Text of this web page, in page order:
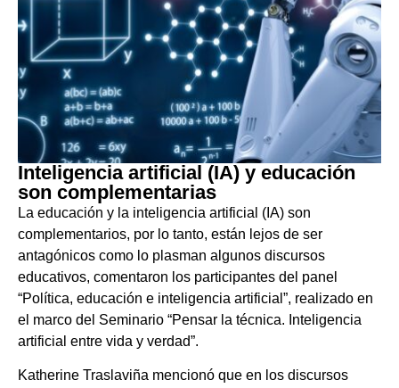
Inteligencia artificial (IA) y educación
son complementarias
La educación y la inteligencia artificial (IA) son
complementarios, por lo tanto, están lejos de ser
antagónicos como lo plasman algunos discursos
educativos, comentaron los participantes del panel
“Política, educación e inteligencia artificial”, realizado en
el marco del Seminario “Pensar la técnica. Inteligencia
artificial entre vida y verdad”.
Katherine Traslaviña mencionó que en los discursos